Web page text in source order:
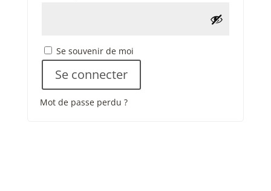
Se souvenir de moi
Se connecter
Mot de passe perdu ?